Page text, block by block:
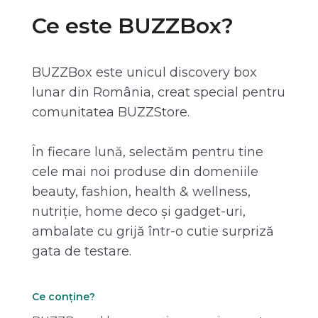
Ce este BUZZBox?
BUZZBox este unicul discovery box
lunar din România, creat special pentru
comunitatea BUZZStore.
În fiecare lună, selectăm pentru tine
cele mai noi produse din domeniile
beauty, fashion, health & wellness,
nutriție, home deco și gadget-uri,
ambalate cu grijă într-o cutie surpriză
gata de testare.
Ce conține?